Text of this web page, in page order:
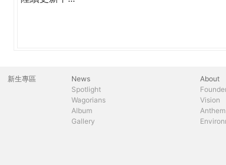
主
新生專區
News
Spotlight
Wagorians
Album
Gallery
About
Vision
Anthem